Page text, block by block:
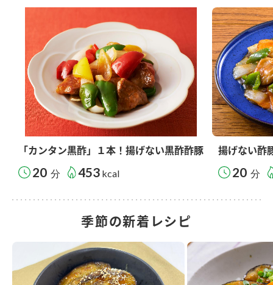
「カンタン黒酢」１本！揚げない黒酢酢豚
20 分 453 kcal
揚げない酢
20 分
季節の新着レシピ